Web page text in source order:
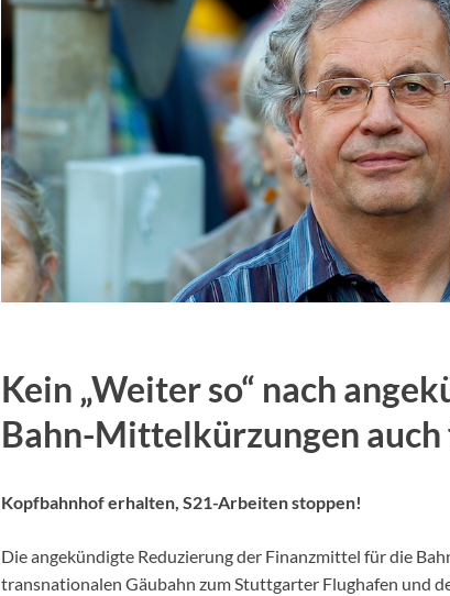
Kein „Weiter so“ nach
Bahn-Mittelkürzungen
Kopfbahnhof erhalten, S21-Arbeiten stoppen!
Die angekündigte Reduzierung der Finanzmittel für die
transnationalen Gäubahn zum Stuttgarter Flughafen und